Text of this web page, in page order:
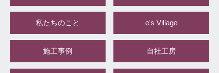
私たちのこと e's Village
施工事例 自社工房